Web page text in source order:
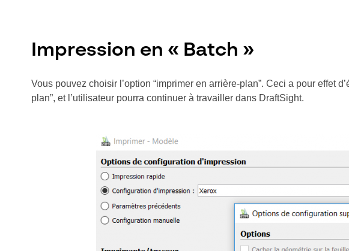
Impression en « Batch »
Vous pouvez choisir l’option “imprimer en arrière-plan”. Ceci a pour effet
plan”, et l’utilisateur pourra continuer à travailler dans DraftSight.